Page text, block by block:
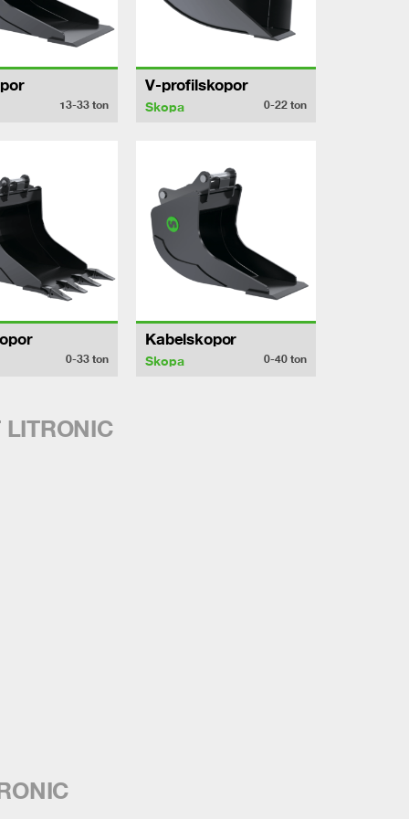
13-33ton
V-profilskopor
Skopa 0-22 ton
0-33ton
Kabelskopor
Skopa 0-40 ton